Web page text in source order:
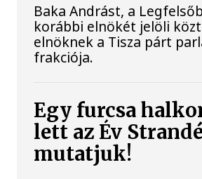
Baka Andrást, a
korábbi elnökét jelöli
elnöknek a Tisza párt
frakciója.
Egy furcsa
lett az Év
mutatjuk!